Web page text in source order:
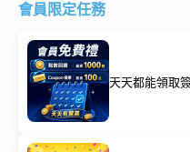
會員限定任務
天天都能領取